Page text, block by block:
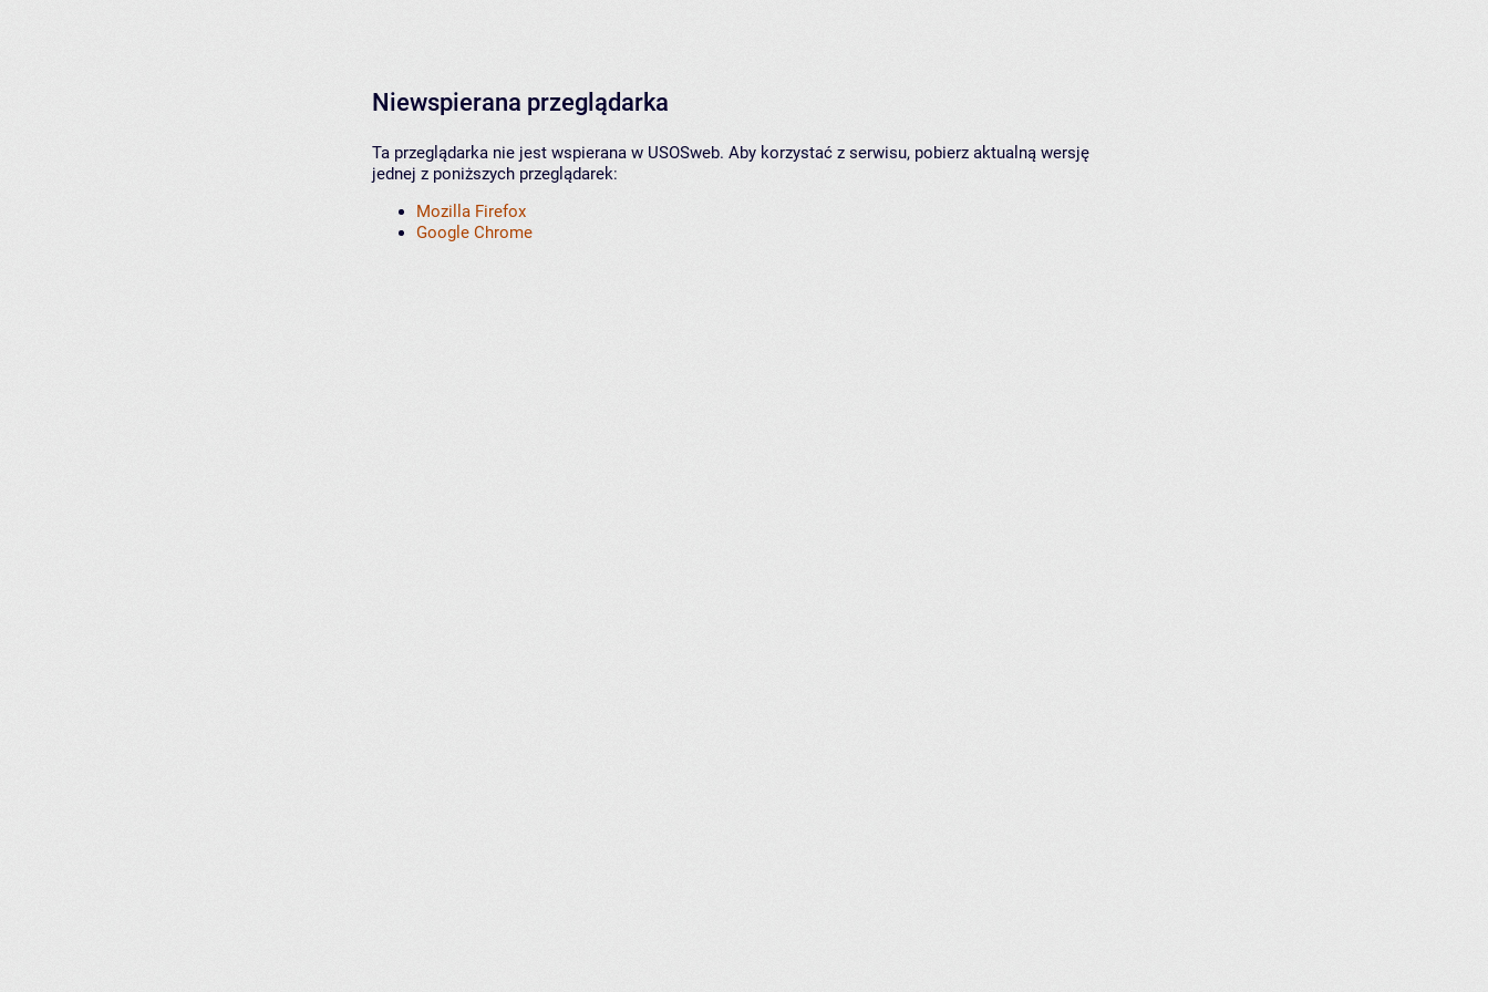
Niewspierana przeglądarka
Ta przeglądarka nie jest wspierana w USOSweb. Aby korzystać z serwisu, pobierz aktualną wersję
jednej z poniższych przeglądarek:
Mozilla Firefox
Google Chrome